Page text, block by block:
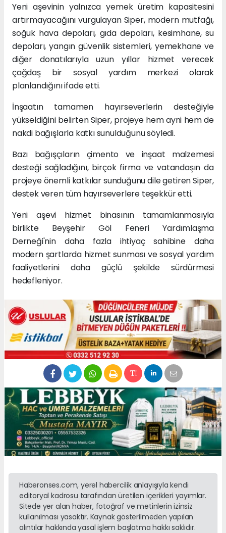
Yeni aşevinin yalnızca yemek üretim kapasitesini
artırmayacağını vurgulayan Siper, modern mutfağı,
soğuk hava depoları, gıda depoları, kesimhane, su
depoları, yangın güvenlik sistemleri, yemekhane ve
diğer donatılarıyla uzun yıllar hizmet verecek
çağdaş bir sosyal yardım merkezi olarak
planlandığını ifade etti.
İnşaatın tamamen hayırseverlerin desteğiyle
yükseldiğini belirten Siper, projeye hem ayni hem de
nakdi bağışlarla katkı sunulduğunu söyledi.
Bazı bağışçıların çimento ve inşaat malzemesi
desteği sağladığını, birçok firma ve vatandaşın da
projeye önemli katkılar sunduğunu dile getiren Siper,
destek veren tüm hayırseverlere teşekkür etti.
Yeni aşevi hizmet binasının tamamlanmasıyla
birlikte Beyşehir Göl Feneri Yardımlaşma
Derneği'nin daha fazla ihtiyaç sahibine daha
modern şartlarda hizmet sunması ve sosyal yardım
faaliyetlerini daha güçlü şekilde sürdürmesi
hedefleniyor.
Haberonses.com, yerel habercilik anlayışıyla kendi
editoryal kadrosu tarafından üretilen içerikleri yayımlar.
Sitede yer alan haber, fotoğraf ve metinlerin izinsiz
kullanılması yasaktır. Kaynak gösterilmeden yapılan
alıntılar hakkında yasal işlem başlatma hakkı saklıdır.